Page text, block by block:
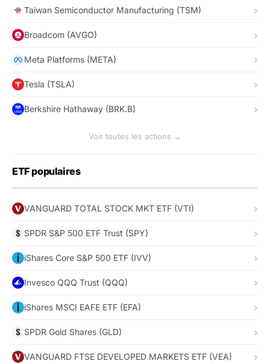
Taiwan Semiconductor Manufacturing (TSM)
Broadcom (AVGO)
Meta Platforms (META)
Tesla (TSLA)
Berkshire Hathaway (BRK.B)
Voir toutes les actions →
ETF populaires
VANGUARD TOTAL STOCK MKT ETF (VTI)
SPDR S&P 500 ETF Trust (SPY)
iShares Core S&P 500 ETF (IVV)
Invesco QQQ Trust (QQQ)
iShares MSCI EAFE ETF (EFA)
SPDR Gold Shares (GLD)
VANGUARD FTSE DEVELOPED MARKETS ETF (VEA)